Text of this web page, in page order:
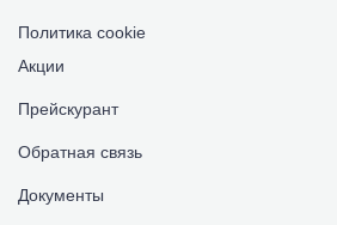
Политика cookie
Акции
Прейскурант
Обратная связь
Документы